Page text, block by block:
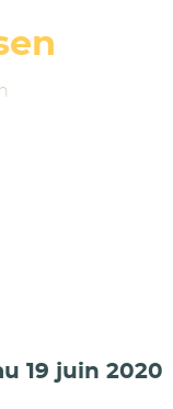
19 juin 2020